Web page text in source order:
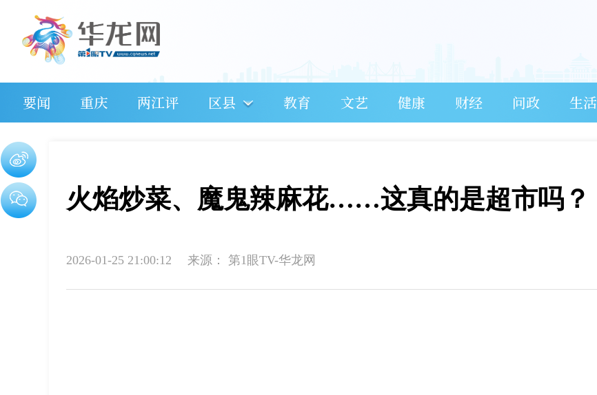
要闻 重庆 两江评 区县 教育 文艺 健康 财经 问政 生活
火焰炒菜、魔鬼辣麻花……这真的是超市吗？
2026-01-25 21:00:12 来源： 第1眼TV-华龙网